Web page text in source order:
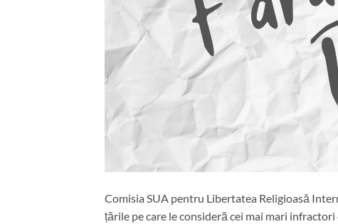
Comisia SUA pentru Libertatea Religioasă
țările pe care le consideră cei mai mari